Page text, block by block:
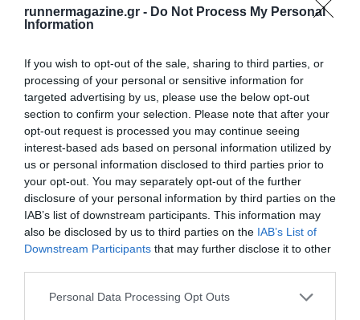
runnermagazine.gr - Do Not Process My Personal
Information
If you wish to opt-out of the sale, sharing to third parties, or
processing of your personal or sensitive information for
targeted advertising by us, please use the below opt-out
section to confirm your selection. Please note that after your
opt-out request is processed you may continue seeing
interest-based ads based on personal information utilized by
us or personal information disclosed to third parties prior to
your opt-out. You may separately opt-out of the further
disclosure of your personal information by third parties on the
IAB’s list of downstream participants. This information may
also be disclosed by us to third parties on the IAB’s List of
Downstream Participants that may further disclose it to other
Personal Data Processing Opt Outs
Ορθοπαιδικής, Επιστημονικά Υπεύθυνος SE
Χάρης Τσολάκης, Καθηγητής ΣΕΦΑΑ, Υπεύθυνος αθλητικών
προγραμμάτων SE
Παναγιώτης Χαλβατσιώτης, Επίκουρος Καθηγητής
Παθολογίας, Επιστημονικός συνεργάτης SE
Θεόδωρος Δαβιώτης, Υπεύθυνος προγραμμάτων Μαζικού
Αθλητισμού Α&Π
Για να δείτε τη ζωντανή μετάδοση πατήστε εδώ.
Μάθετε πρώτοι όλα τα νέα για το τρέξιμο στην Ελλάδα
και τον κόσμο στο GoogleNews του Runnermagazine